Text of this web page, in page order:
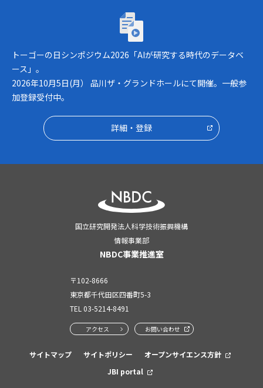
トーゴーの日シンポジウム2026「AIが研究
トーゴーの日シンポジウム2026「AIが研究する時代のデータベ
ース」。
2026年10月5日(月） 品川ザ・グランドホールにて開催。一般参
加登録受付中。
詳細・登録
国立研究開発法人科学技術振興機構
情報事業部
NBDC事業推進室
〒102-8666
東京都千代田区四番町5-3
TEL 03-5214-8491
アクセス お問い合わせ
サイトマップ サイトポリシー
オープンサイエンス方針
JBI portal